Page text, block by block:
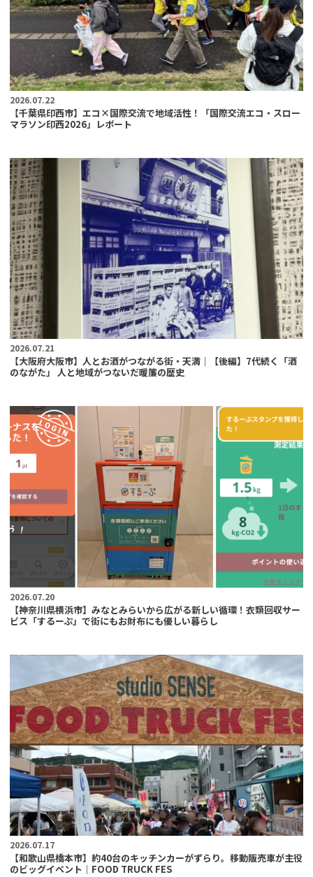
2026.07.22
【千葉県印西市】エコ×国際交流で地域活性！「国際交流エコ・スロー
マラソン印西2026」レポート
2026.07.21
【大阪府大阪市】人とお酒がつながる街・天満｜【後編】7代続く「酒
のながた」 人と地域がつないだ暖簾の歴史
2026.07.20
【神奈川県横浜市】みなとみらいから広がる新しい循環！衣類回収サー
ビス「するーぷ」で街にもお財布にも優しい暮らし
2026.07.17
【和歌山県橋本市】約40台のキッチンカーがずらり。移動販売車が主役
のビッグイベント｜FOOD TRUCK FES